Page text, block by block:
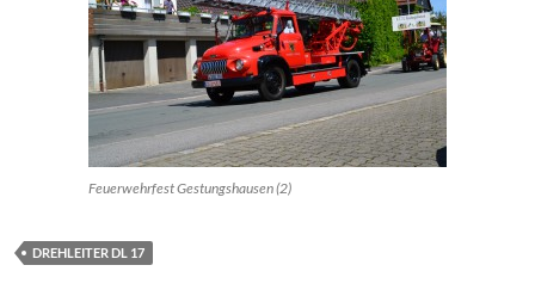
Feuerwehrfest Gestungshausen (2)
DREHLEITER DL 17